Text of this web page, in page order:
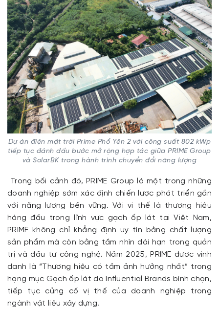
Dự án điện mặt trời Prime Phổ Yên 2 với công suất 802 kWp
tiếp tục đánh dấu bước mở rộng hợp tác giữa PRIME Group
và SolarBK trong hành trình chuyển đổi năng lượng
Trong bối cảnh đó, PRIME Group là một trong những
doanh nghiệp sớm xác định chiến lược phát triển gắn
với năng lượng bền vững. Với vị thế là thương hiệu
hàng đầu trong lĩnh vực gạch ốp lát tại Việt Nam,
PRIME không chỉ khẳng định uy tín bằng chất lượng
sản phẩm mà còn bằng tầm nhìn dài hạn trong quản
trị và đầu tư công nghệ. Năm 2025, PRIME được vinh
danh là “Thương hiệu có tầm ảnh hưởng nhất” trong
hạng mục Gạch ốp lát do Influential Brands bình chọn,
tiếp tục củng cố vị thế của doanh nghiệp trong
ngành vật liệu xây dựng.